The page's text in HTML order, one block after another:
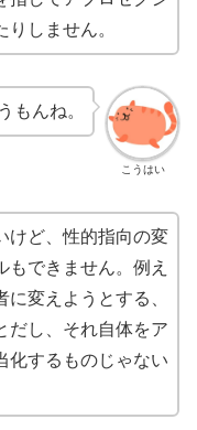
しません。
こうはい
もんね。
けど、性的指向の変
もできません。例え
変えようとする、
だし、それ自体をア
化するものじゃない